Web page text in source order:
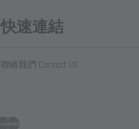
快速連結
聯絡我們 Contact US